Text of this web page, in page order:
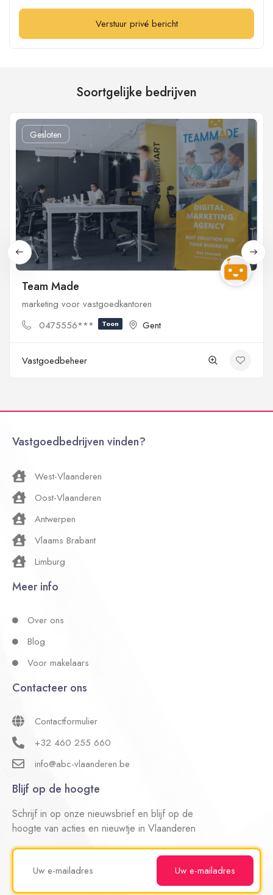
Verstuur privé bericht
Soortgelijke bedrijven
Gesloten
Team Made
marketing voor vastgoedkantoren
0475556***
Toon Gent
Vastgoedbeheer
Vastgoedbedrijven vinden?
West-Vlaanderen
Oost-Vlaanderen
Antwerpen
Vlaams Brabant
Limburg
Meer info
Over ons
Blog
Voor makelaars
Contacteer ons
Contactformulier
+32 460 255 660
info@abc-vlaanderen.be
Blijf op de hoogte
Schrijf in op onze nieuwsbrief en blijf op de
hoogte van acties en nieuwtje in Vlaanderen